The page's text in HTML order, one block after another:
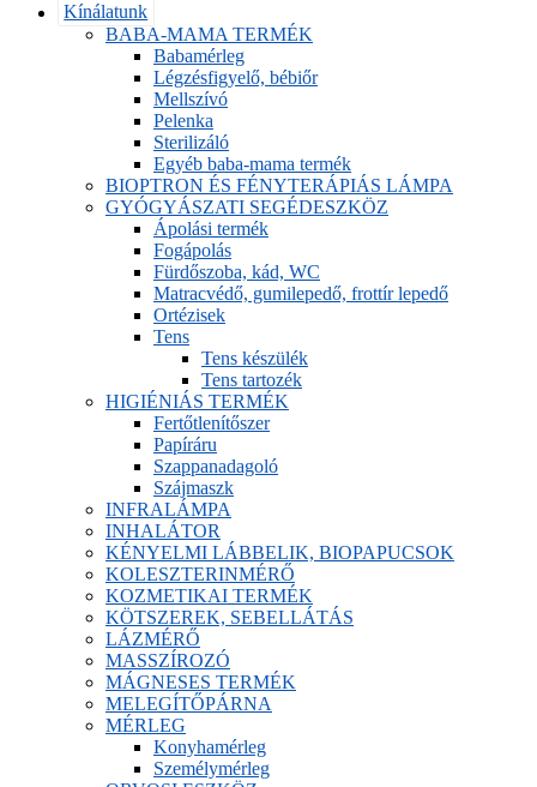
Kínálatunk
BABA-MAMA TERMÉK
Babamérleg
Légzésfigyelő, bébiőr
Mellszívó
Pelenka
Sterilizáló
Egyéb baba-mama termék
BIOPTRON ÉS FÉNYTERÁPIÁS LÁMPA
GYÓGYÁSZATI SEGÉDESZKÖZ
Ápolási termék
Fogápolás
Fürdőszoba, kád, WC
Matracvédő, gumilepedő, frottír lepedő
Ortézisek
Tens
Tens készülék
Tens tartozék
HIGIÉNIÁS TERMÉK
Fertőtlenítőszer
Papíráru
Szappanadagoló
Szájmaszk
INFRALÁMPA
INHALÁTOR
KÉNYELMI LÁBBELIK, BIOPAPUCSOK
KOLESZTERINMÉRŐ
KOZMETIKAI TERMÉK
KÖTSZEREK, SEBELLÁTÁS
LÁZMÉRŐ
MASSZÍROZÓ
MÁGNESES TERMÉK
MELEGÍTŐPÁRNA
MÉRLEG
Konyhamérleg
Személymérleg